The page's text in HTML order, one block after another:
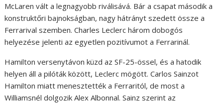
McLaren vált a legnagyobb riválisává. Bár a csapat második a
konstruktőri bajnokságban, nagy hátrányt szedett össze a
Ferrarival szemben. Charles Leclerc három dobogós
helyezése jelenti az egyetlen pozitívumot a Ferrarinál.
Hamilton versenytávon küzd az SF-25-össel, és a hatodik
helyen áll a pilóták között, Leclerc mögött. Carlos Sainzot
Hamilton miatt menesztették a Ferraritól, de most a
Williamsnél dolgozik Alex Albonnal. Sainz szerint az